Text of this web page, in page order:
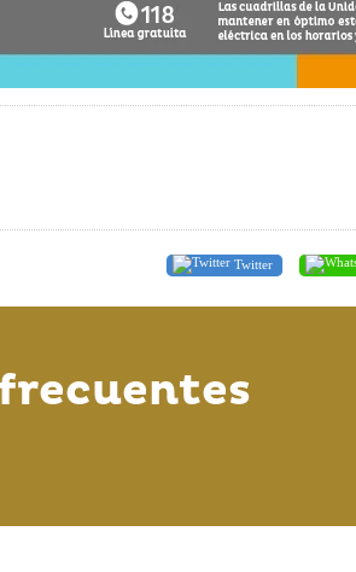
Twitter